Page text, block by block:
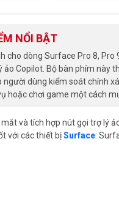
NỔI BẬT
dòng Surface Pro 8, Pro
Copilot. Bộ bàn phím này
dùng kiểm soát chính
hoặc chơi game một cách
và tích hợp nút gọi trợ lý
với các thiết bịSurface: